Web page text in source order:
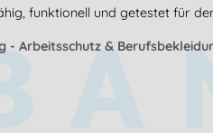
funktionell und getestet für
- Arbeitsschutz &